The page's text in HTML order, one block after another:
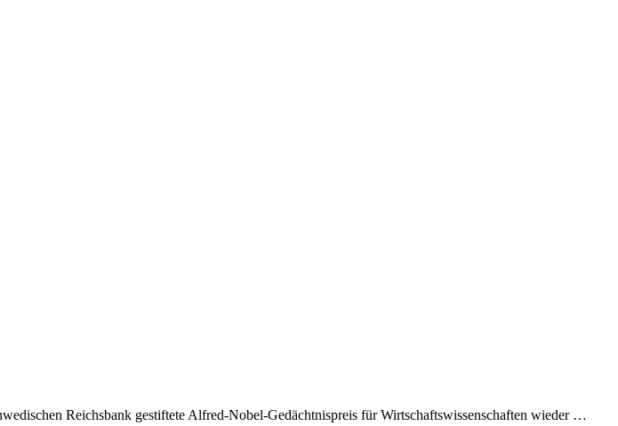
Reichsbank gestiftete Alfred-Nobel-Gedächtnispreis für Wirtschaftswissenschaften wieder …